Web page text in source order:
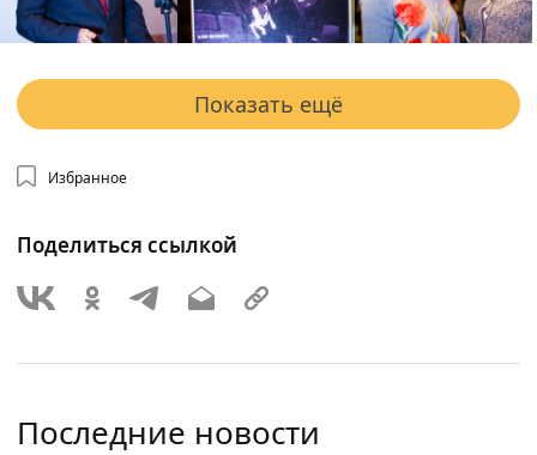
Показать ещё
Избранное
Поделиться ссылкой
Последние новости